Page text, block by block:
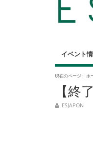
イベント
現在のページ : ホ
【終
ESJAPON